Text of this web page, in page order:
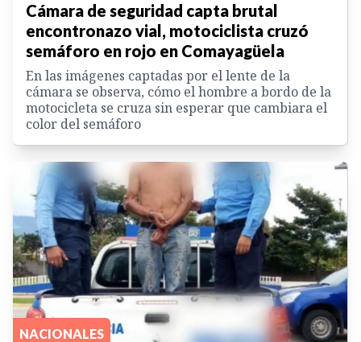
Cámara de seguridad capta brutal
encontronazo vial, motociclista cruzó
semáforo en rojo en Comayagüela
En las imágenes captadas por el lente de la
cámara se observa, cómo el hombre a bordo de la
motocicleta se cruza sin esperar que cambiara el
color del semáforo
NACIONALES